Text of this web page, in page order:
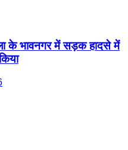
के भावनगर में सड़क हादसे में